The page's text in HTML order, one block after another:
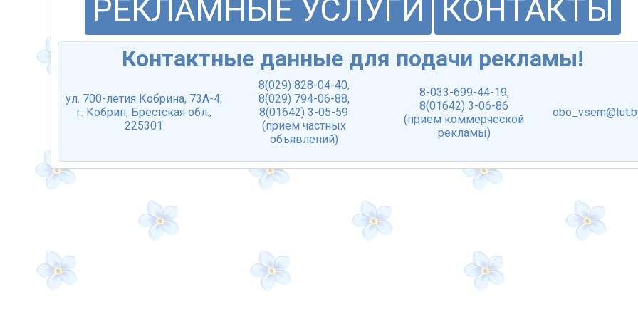
РЕКЛАМНЫЕ УСЛУГИ КОНТАКТЫ
Контактные данные для подачи рекламы!
ул. 700-летия Кобрина, 73А-4,
г. Кобрин, Брестская обл.,
225301
8(029) 828-04-40,
8(029) 794-06-88,
8(01642) 3-05-59
(прием частных
объявлений)
8-033-699-44-19,
8(01642) 3-06-86
(прием коммерческой
рекламы)